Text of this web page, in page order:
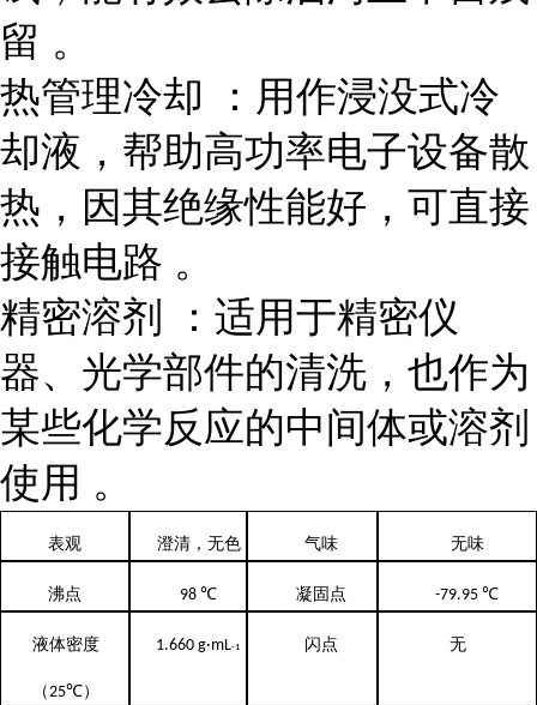
留 。
热管理冷却 ：用作浸没式冷
却液，帮助高功率电子设备散
热，因其绝缘性能好，可直接
接触电路 。
精密溶剂 ：适用于精密仪
器、光学部件的清洗，也作为
某些化学反应的中间体或溶剂
使用 。
表观 澄清，无色 气味 无味
沸点 98℃ 凝固点 -79.95℃
液体密度
（25℃）
1.660 g·mL-1 闪点 无